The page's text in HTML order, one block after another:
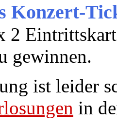
Konzert-
2
gewinnen.
ist leider
in